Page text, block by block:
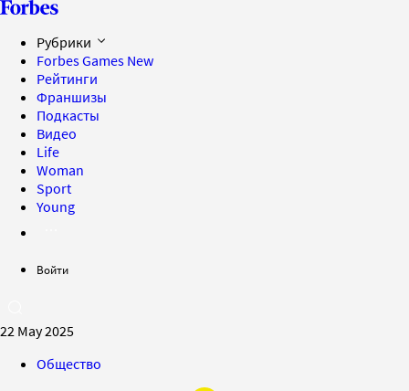
Рубрики
Forbes Games New
Рейтинги
Франшизы
Подкасты
Видео
Life
Woman
Sport
Young
Войти
22 May 2025
Общество